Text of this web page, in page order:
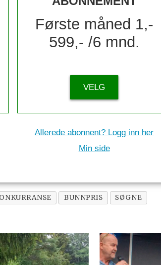
Første måned 1,-
599,- /6 mnd.
VELG
Allerede abonnent? Logg inn her
Min side
BUNNPRIS SØGNE